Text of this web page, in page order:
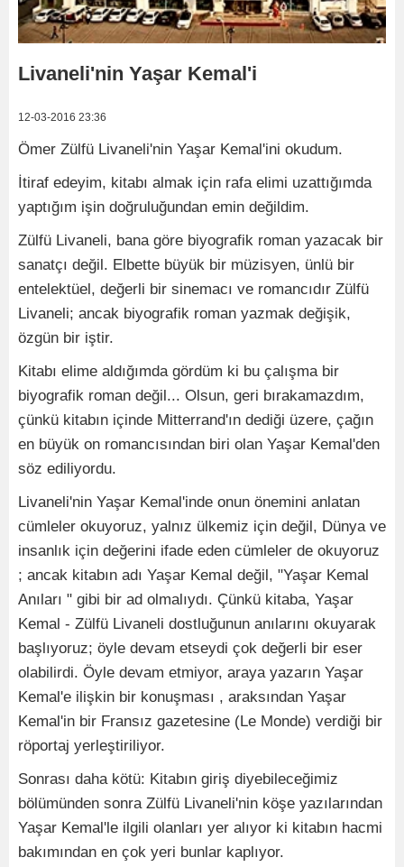
Livaneli'nin Yaşar Kemal'i
12-03-2016 23:36
Ömer Zülfü Livaneli'nin Yaşar Kemal'ini okudum.
İtiraf edeyim, kitabı almak için rafa elimi uzattığımda
yaptığım işin doğruluğundan emin değildim.
Zülfü Livaneli, bana göre biyografik roman yazacak bir
sanatçı değil. Elbette büyük bir müzisyen, ünlü bir
entelektüel, değerli bir sinemacı ve romancıdır Zülfü
Livaneli; ancak biyografik roman yazmak değişik,
özgün bir iştir.
Kitabı elime aldığımda gördüm ki bu çalışma bir
biyografik roman değil... Olsun, geri bırakamazdım,
çünkü kitabın içinde Mitterrand'ın dediği üzere, çağın
en büyük on romancısından biri olan Yaşar Kemal'den
söz ediliyordu.
Livaneli'nin Yaşar Kemal'inde onun önemini anlatan
cümleler okuyoruz, yalnız ülkemiz için değil, Dünya ve
insanlık için değerini ifade eden cümleler de okuyoruz
; ancak kitabın adı Yaşar Kemal değil, "Yaşar Kemal
Anıları " gibi bir ad olmalıydı. Çünkü kitaba, Yaşar
Kemal - Zülfü Livaneli dostluğunun anılarını okuyarak
başlıyoruz; öyle devam etseydi çok değerli bir eser
olabilirdi. Öyle devam etmiyor, araya yazarın Yaşar
Kemal'e ilişkin bir konuşması , araksından Yaşar
Kemal'in bir Fransız gazetesine (Le Monde) verdiği bir
röportaj yerleştiriliyor.
Sonrası daha kötü: Kitabın giriş diyebileceğimiz
bölümünden sonra Zülfü Livaneli'nin köşe yazılarından
Yaşar Kemal'le ilgili olanları yer alıyor ki kitabın hacmi
bakımından en çok yeri bunlar kaplıyor.